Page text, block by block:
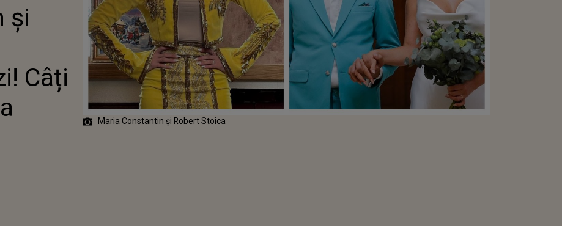
ASTĂZI!
VOR
NUNTĂ
și
Câți
Maria Constantin și Robert Stoica